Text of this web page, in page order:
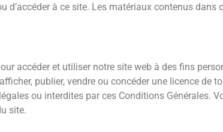
d’accéder à ce site. Les matériaux contenus
accéder et utiliser notre site web à des fins
publier, vendre ou concéder une licence de
ou interdites par ces Conditions Générales.
site.